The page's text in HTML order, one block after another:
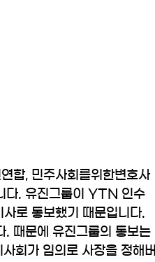
합, 민주사회를위한변호사
다. 유진그룹이 YTN 인수
로 통보했기 때문입니다.
때문에 유진그룹의 통보는
회가 임의로 사장을 정해버